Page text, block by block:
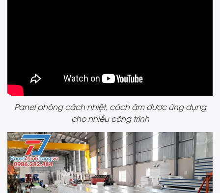
Panel phòng cách nhiệt, cách âm được ứng dụng
cho nhiều công trình